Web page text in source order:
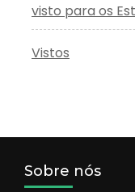
visto para os
Vistos
Sobre nós